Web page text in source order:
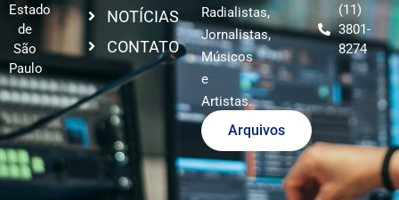
Estado
de
São
Paulo
NOTÍCIAS
CONTATO
Radialistas,
Jornalistas,
Músicos
e
Artistas.
Arquivos
(11)
3801-
8274